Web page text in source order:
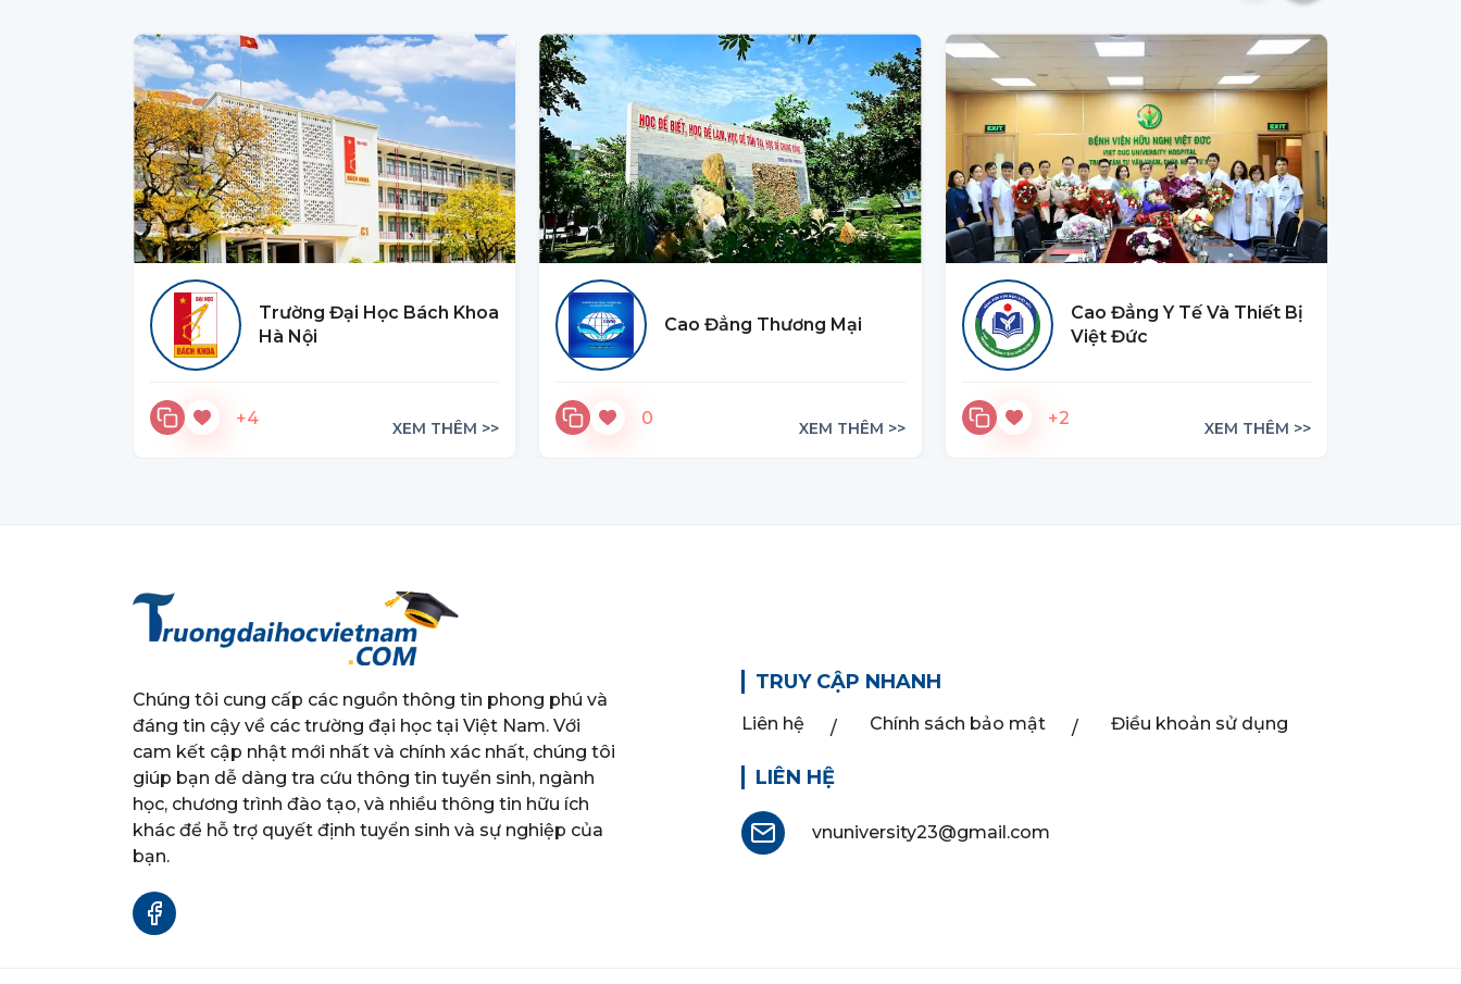
Trường Đại Học Bách Khoa
Hà Nội
+4
XEM THÊM >>
Cao Đẳng Thương Mại
0
XEM THÊM >>
Cao Đẳng Y Tế Và Thiết Bị
Việt Đức
+2
XEM THÊM >>
Chúng tôi cung cấp các nguồn thông tin phong phú và
đáng tin cậy về các trường đại học tại Việt Nam. Với
cam kết cập nhật mới nhất và chính xác nhất, chúng tôi
giúp bạn dễ dàng tra cứu thông tin tuyển sinh, ngành
học, chương trình đào tạo, và nhiều thông tin hữu ích
khác để hỗ trợ quyết định tuyển sinh và sự nghiệp của
bạn.
TRUY CẬP NHANH
Liên hệ Chính sách bảo mật Điều khoản sử dụng
LIÊN HỆ
vnuniversity23@gmail.com